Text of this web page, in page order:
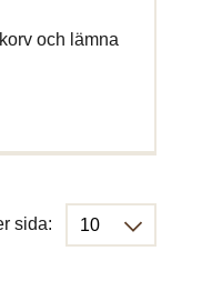
och lämna
sida: